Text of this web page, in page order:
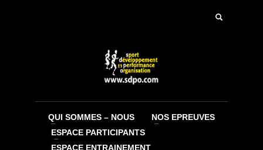
QUI SOMMES – NOUS
NOS EPREUVES
ESPACE PARTICIPANTS
ESPACE ENTRAINEMENT